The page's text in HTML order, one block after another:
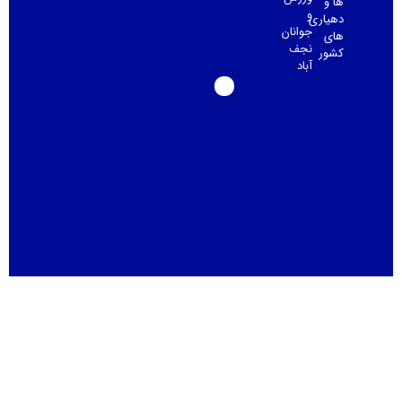
دهیاری
کشور
و
جوانان
نجف
آباد